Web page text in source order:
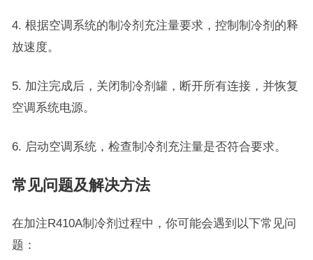
4. 根据空调系统的制冷剂充注量要求，控制制冷剂的释
放速度。
5. 加注完成后，关闭制冷剂罐，断开所有连接，并恢复
空调系统电源。
6. 启动空调系统，检查制冷剂充注量是否符合要求。
常见问题及解决方法
在加注R410A制冷剂过程中，你可能会遇到以下常见问
题：